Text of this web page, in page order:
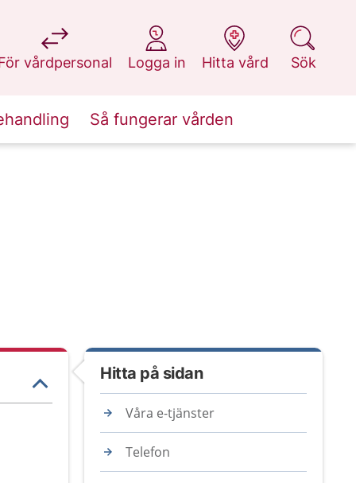
vårdpersonal
på 1177.se
Logga in
på 1177.se
Hitta vård
på 1177.se
Sök
på 1177.se
Så fungerar vården
Hitta på sidan
Våra e-tjänster
Telefon